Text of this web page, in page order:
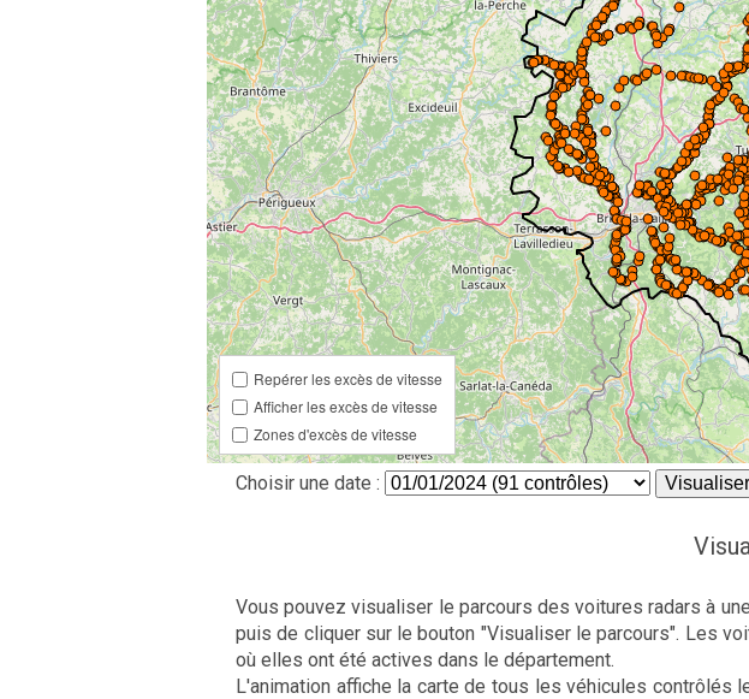
Repérer les excès de vitesse
Afficher les excès de vitesse
Zones d'excès de vitesse
Choisir une date :
Vous pouvez visualiser le parcours des voitures radars à
puis de cliquer sur le bouton "Visualiser le parcours". Les
où elles ont été actives dans le département.
L'animation affiche la carte de tous les véhicules contrôlés